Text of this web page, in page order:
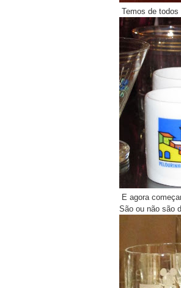
Temos de
E agora
São ou não são